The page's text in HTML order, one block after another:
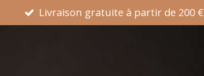
Livraison gratuite à partir de 200 €